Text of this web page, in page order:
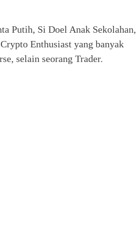
Putih, Si Doel Anak Sekolahan,
Enthusiast yang banyak
selain seorang Trader.